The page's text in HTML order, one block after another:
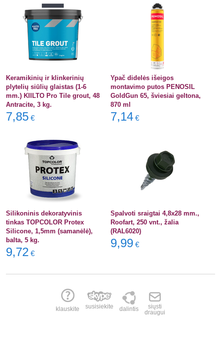
Keramikinių ir klinkerinių
plytelių siūlių glaistas (1-6
mm.) KIILTO Pro Tile grout, 48
Antracite, 3 kg.
7,85 €
Ypač didelės išeigos
montavimo putos PENOSIL
GoldGun 65, šviesiai geltona,
870 ml
7,14 €
Silikoninis dekoratyvinis
tinkas TOPCOLOR Protex
Silicone, 1,5mm (samanėlė),
balta, 5 kg.
9,72 €
Spalvoti sraigtai 4,8x28 mm.,
Roofart, 250 vnt., žalia
(RAL6020)
9,99 €
klauskite susisiekite dalintis
siųsti
draugui